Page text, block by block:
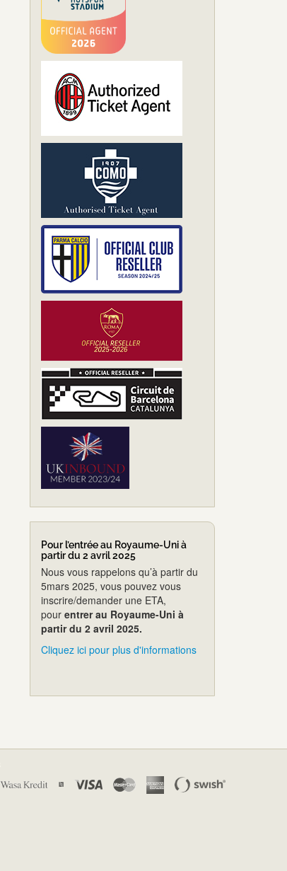
Pour l’entrée au Royaume-Uni à
partir du 2 avril 2025
Nous vous rappelons qu’à partir du
5mars 2025, vous pouvez vous
inscrire/demander une ETA,
pour entrer au Royaume-Uni à
partir du 2 avril 2025.
Cliquez ici pour plus d'informations